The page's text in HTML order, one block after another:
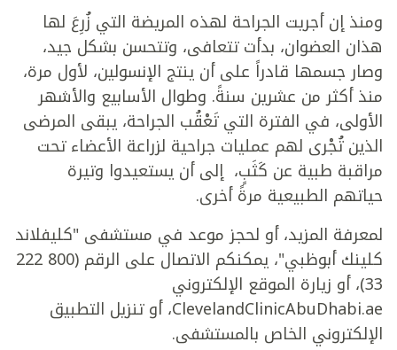
ومنذ إن أجريت الجراحة لهذه المريضة التي زُرِعَ لها
هذان العضوان، بدأت تتعافى، وتتحسن بشكل جيد،
وصار جسمها قادراً على أن ينتج الإنسولين، لأول مرة،
منذ أكثر من عشرين سنةً. وطوال الأسابيع والأشهر
الأولى، في الفترة التي تَعْقُب الجراحة، يبقى المرضى
الذين تُجْرى لهم عمليات جراحية لزراعة الأعضاء تحت
مراقبة طبية عن كَثَبٍ، إلى أن يستعيدوا وتيرة
حياتهم الطبيعية مرةً أخرى.
لمعرفة المزيد، أو لحجز موعد في مستشفى "كليفلاند
كلينك أبوظبي"، يمكنكم الاتصال على الرقم (800 222
33)، أو زيارة الموقع الإلكتروني
ClevelandClinicAbuDhabi.ae، أو تنزيل التطبيق
الإلكتروني الخاص بالمستشفى.